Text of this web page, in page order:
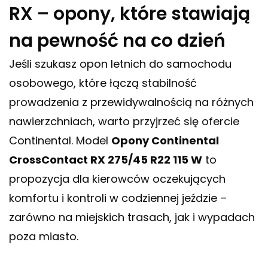
RX – opony, które stawiają
na pewność na co dzień
Jeśli szukasz opon letnich do samochodu
osobowego, które łączą stabilność
prowadzenia z przewidywalnością na różnych
nawierzchniach, warto przyjrzeć się ofercie
Continental. Model Opony Continental
CrossContact RX 275/45 R22 115 W to
propozycja dla kierowców oczekujących
komfortu i kontroli w codziennej jeździe –
zarówno na miejskich trasach, jak i wypadach
poza miasto.